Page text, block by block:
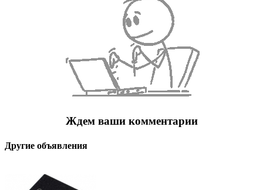
Ждем ваши комментарии
Другие объявления